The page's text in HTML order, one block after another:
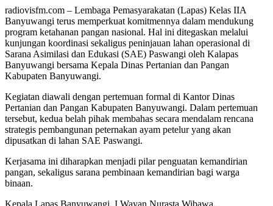
radiovisfm.com – Lembaga Pemasyarakatan (Lapas) Kelas IIA
Banyuwangi terus memperkuat komitmennya dalam mendukung
program ketahanan pangan nasional. Hal ini ditegaskan melalui
kunjungan koordinasi sekaligus peninjauan lahan operasional di
Sarana Asimilasi dan Edukasi (SAE) Paswangi oleh Kalapas
Banyuwangi bersama Kepala Dinas Pertanian dan Pangan
Kabupaten Banyuwangi.
Kegiatan diawali dengan pertemuan formal di Kantor Dinas
Pertanian dan Pangan Kabupaten Banyuwangi. Dalam pertemuan
tersebut, kedua belah pihak membahas secara mendalam rencana
strategis pembangunan peternakan ayam petelur yang akan
dipusatkan di lahan SAE Paswangi.
Kerjasama ini diharapkan menjadi pilar penguatan kemandirian
pangan, sekaligus sarana pembinaan kemandirian bagi warga
binaan.
Kepala Lapas Banyuwangi, I Wayan Nurasta Wibawa,